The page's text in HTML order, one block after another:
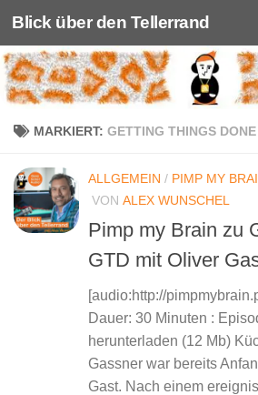
Unter dem Inhalt
Blick über den Tellerrand
MARKIERT: GETTING THINGS DONE
ALLGEMEIN / PIMP MY
VON ALEX WUNSCHEL
Pimp my Brain zu
GTD mit Oliver
[audio:http://
Dauer: 30 Minuten :
herunterladen (12 Mb)
Gassner war bereits
Gast. Nach einem